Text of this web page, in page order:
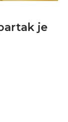
je